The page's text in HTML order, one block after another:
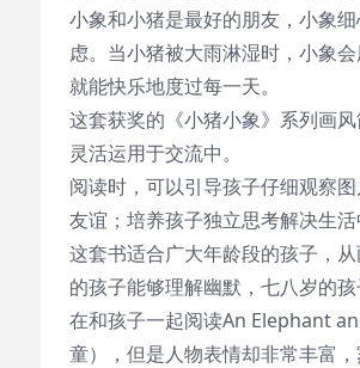
小象和小猪是最好的朋友，小象
虑。当小猪被大雨淋湿时，小象
就能快乐地度过每一天。
这套获奖的《小猪小象》系列画
灵活运用于交流中。
阅读时，可以引导孩子仔细观察
友谊；培养孩子独立思考解决生活
这套书适合广大年龄段的孩子，
的孩子能够理解幽默，七八岁的
在和孩子一起阅读An Elephant
童），但是人物表情却非常丰富